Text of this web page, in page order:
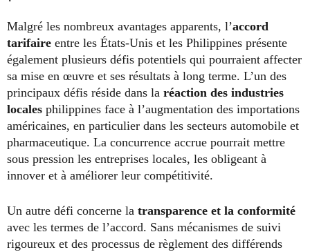
Malgré les nombreux avantages apparents, l’accord
tarifaire entre les États-Unis et les Philippines présente
également plusieurs défis potentiels qui pourraient affecter
sa mise en œuvre et ses résultats à long terme. L’un des
principaux défis réside dans la réaction des industries
locales philippines face à l’augmentation des importations
américaines, en particulier dans les secteurs automobile et
pharmaceutique. La concurrence accrue pourrait mettre
sous pression les entreprises locales, les obligeant à
innover et à améliorer leur compétitivité.
Un autre défi concerne la transparence et la conformité
avec les termes de l’accord. Sans mécanismes de suivi
rigoureux et des processus de règlement des différends